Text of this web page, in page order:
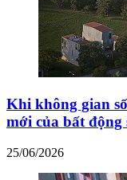
Khi không gian
mới của bất động
25/06/2026